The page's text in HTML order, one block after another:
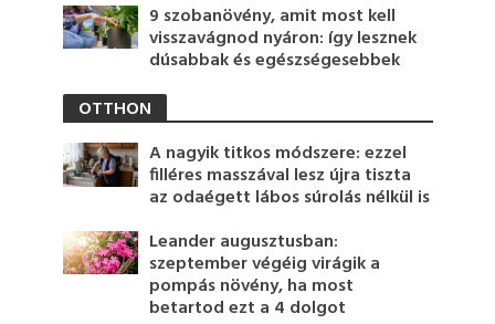
9 szobanövény, amit most kell
visszavágnod nyáron: így lesznek
dúsabbak és egészségesebbek
OTTHON
A nagyik titkos módszere: ezzel
filléres masszával lesz újra tiszta
az odaégett lábos súrolás nélkül is
Leander augusztusban:
szeptember végéig virágik a
pompás növény, ha most
betartod ezt a 4 dolgot